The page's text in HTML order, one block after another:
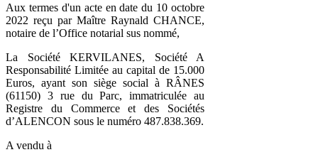
Aux termes d'un acte en date du 10 octobre
2022 reçu par Maître Raynald CHANCE,
notaire de l’Office notarial sus nommé,
La Société KERVILANES, Société A
Responsabilité Limitée au capital de 15.000
Euros, ayant son siège social à RÂNES
(61150) 3 rue du Parc, immatriculée au
Registre du Commerce et des Sociétés
d’ALENCON sous le numéro 487.838.369.
A vendu à